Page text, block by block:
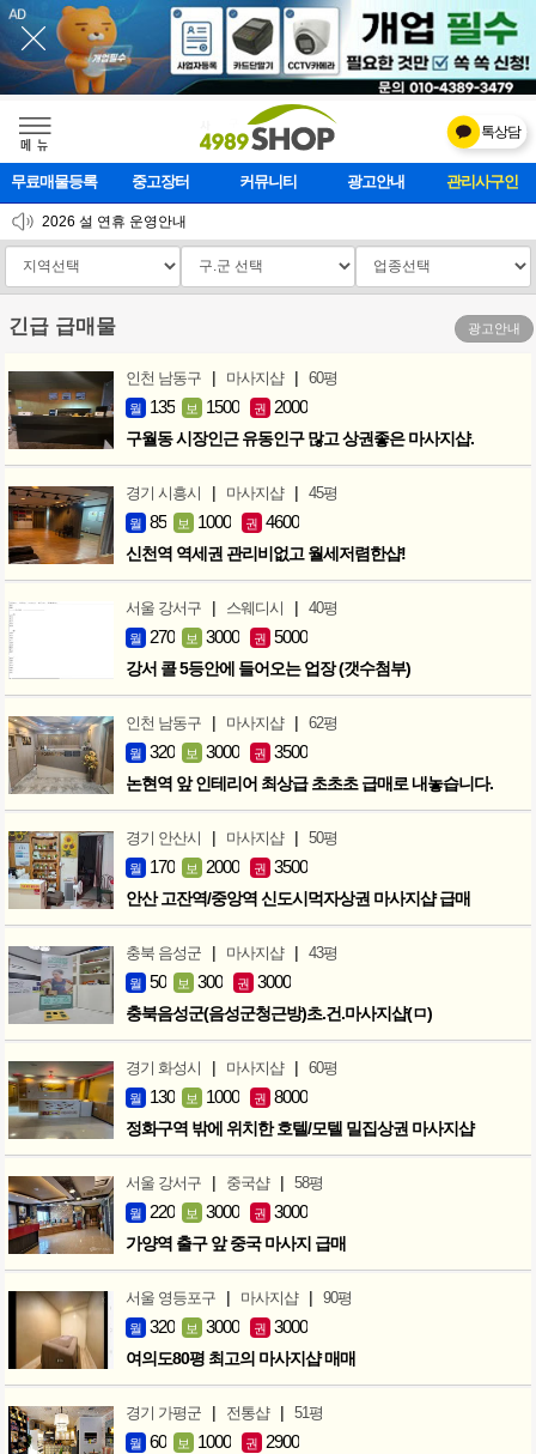
메    뉴
톡상담
무료매물등록 중고장터 커뮤니티 광고안내 마사지클럽
2026 설 연휴 운영안내
[업데이트]모바일 하단 고정메뉴 추가
[업데이트] 개선사항 안내
긴급 급매물 광고안내
인천 남동구 | 마사지샵 | 60평
월 135 보 1500 권 2000
구월동 시장인근 유동인구 많고 상권좋은 마사지샵.
경기 시흥시 | 마사지샵 | 45평
월 85 보 1000 권 4600
신천역 역세권 관리비없고 월세저렴한샵!
서울 강서구 | 스웨디시 | 40평
월 270 보 3000 권 5000
강서 콜 5등안에 들어오는 업장 (갯수첨부)
인천 남동구 | 마사지샵 | 62평
월 320 보 3000 권 3500
논현역 앞 인테리어 최상급 초초초 급매로 내놓습니다.
경기 안산시 | 마사지샵 | 50평
월 170 보 2000 권 3500
안산 고잔역/중앙역 신도시먹자상권 마사지샵 급매
충북 음성군 | 마사지샵 | 43평
월 50 보 300 권 3000
충북음성군(음성군청근방)초.건.마사지샵(ㅁ)
경기 화성시 | 마사지샵 | 60평
월 130 보 1000 권 8000
정화구역 밖에 위치한 호텔/모텔 밀집상권 마사지샵
서울 강서구 | 중국샵 | 58평
월 220 보 3000 권 3000
가양역 출구 앞 중국 마사지 급매
서울 영등포구 | 마사지샵 | 90평
월 320 보 3000 권 3000
여의도80평 최고의 마사지샵 매매
경기 가평군 | 전통샵 | 51평
월 60 보 1000 권 2900